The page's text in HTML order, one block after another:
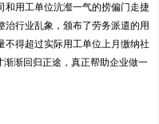
和用工单位沆瀣一气的捞偏门走捷
行业乱象，颁布了劳务派遣的用
不得超过实际用工单位上月缴纳社
渐回归正途，真正帮助企业做一